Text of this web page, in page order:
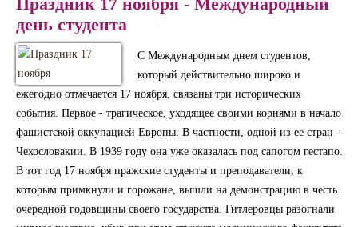
день студента
С Международным днем студентов,
который действительно широко и
ежегодно отмечается 17 ноября, связаны три исторических
события. Первое - трагическое, уходящее своими корнями в начало
фашистской оккупацией Европы. В частности, одной из ее стран -
Чехословакии. В 1939 году она уже оказалась под сапогом гестапо.
В тот год 17 ноября пражские студенты и преподаватели, к
которым примкнули и горожане, вышли на демонстрацию в честь
очередной годовщины своего государства. Гитлеровцы разогнали